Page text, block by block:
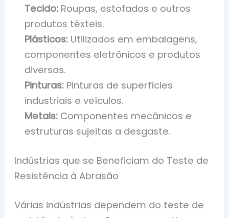
Tecido: Roupas, estofados e outros
produtos têxteis.
Plásticos: Utilizados em embalagens,
componentes eletrônicos e produtos
diversas.
Pinturas: Pinturas de superfícies
industriais e veículos.
Metais: Componentes mecânicos e
estruturas sujeitas a desgaste.
Indústrias que se Beneficiam do Teste de
Resistência à Abrasão
Várias indústrias dependem do teste de